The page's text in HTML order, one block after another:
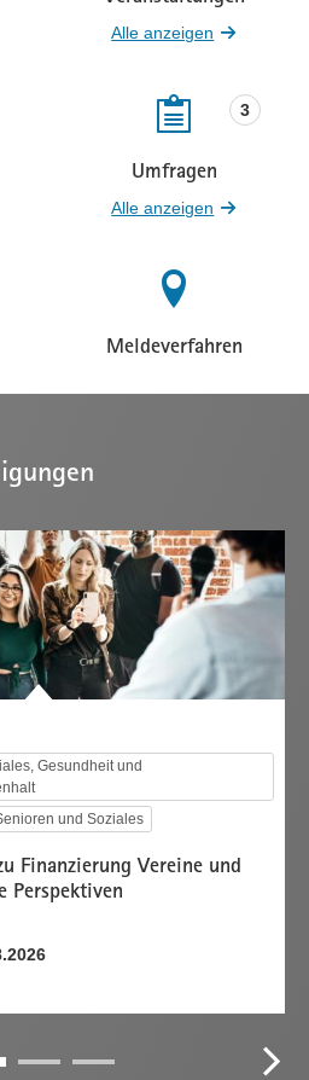
Beteiligungen
Alle anzeigen
Umfragen
3
Beteiligungen
Alle anzeigen
Meldeverfahren
Gesundheit und
und Soziales
Finanzierung Vereine und
Perspektiven